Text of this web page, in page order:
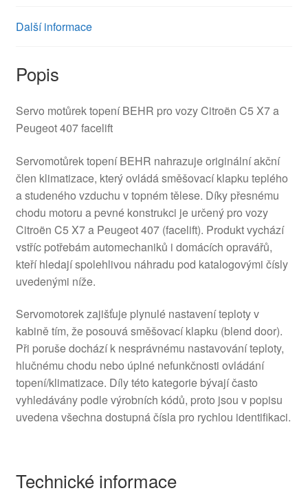
Další informace
Popis
Servo motůrek topení BEHR pro vozy Citroën C5 X7 a
Peugeot 407 facelift
Servomotůrek topení BEHR nahrazuje originální akční
člen klimatizace, který ovládá směšovací klapku teplého
a studeného vzduchu v topném tělese. Díky přesnému
chodu motoru a pevné konstrukci je určený pro vozy
Citroën C5 X7 a Peugeot 407 (facelift). Produkt vychází
vstříc potřebám automechaniků i domácích opravářů,
kteří hledají spolehlivou náhradu pod katalogovými čísly
uvedenými níže.
Servomotorek zajišťuje plynulé nastavení teploty v
kabině tím, že posouvá směšovací klapku (blend door).
Při poruše dochází k nesprávnému nastavování teploty,
hlučnému chodu nebo úplné nefunkčnosti ovládání
topení/klimatizace. Díly této kategorie bývají často
vyhledávány podle výrobních kódů, proto jsou v popisu
uvedena všechna dostupná čísla pro rychlou identifikaci.
Technické informace